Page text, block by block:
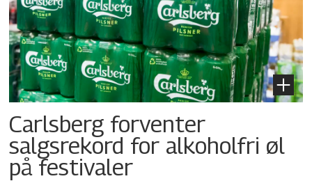
Carlsberg forventer
salgsrekord for alkoholfri øl
på festivaler